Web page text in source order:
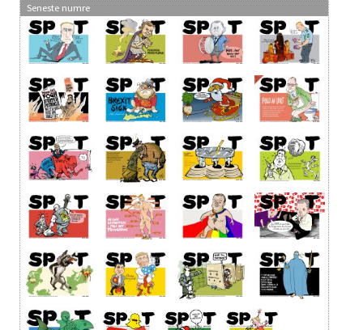
Seneste numre